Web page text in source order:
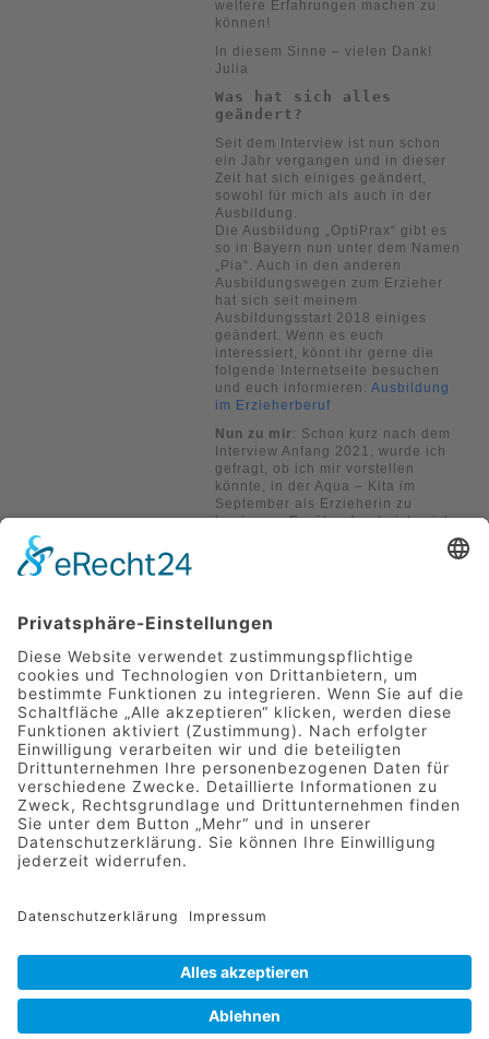
weitere Erfahrungen machen zu
können!
In diesem Sinne – vielen Dank!
Julia
Was hat sich alles
geändert?
Seit dem Interview ist nun schon
ein Jahr vergangen und in dieser
Zeit hat sich einiges geändert,
sowohl für mich als auch in der
Ausbildung.
Die Ausbildung „OptiPrax“ gibt es
so in Bayern nun unter dem Namen
„Pia“. Auch in den anderen
Ausbildungswegen zum Erzieher
hat sich seit meinem
Ausbildungsstart 2018 einiges
geändert. Wenn es euch
interessiert, könnt ihr gerne die
folgende Internetseite besuchen
und euch informieren: Ausbildung
im Erzieherberuf
Nun zu mir : Schon kurz nach dem
Interview Anfang 2021, wurde ich
gefragt, ob ich mir vorstellen
könnte, in der Aqua – Kita im
September als Erzieherin zu
beginnen. Darüber freute ich mich
somit ein paar Wochen später den
meiner tollen Einrichtung genießen
Erzieherausbildung abschloss, in
der Aqua – Kita mit viel Aufregung
und Neugier zu beginnen.
Und nun bin ich hier. Eine
glückliche Erzieherin und Teil des
Krippenteams in der Aqua – Kita in
Mögeldorf.
Eure Julia
Dieser Eintrag wurde von
Fischerunter Allgemein,Blog,
Interview,